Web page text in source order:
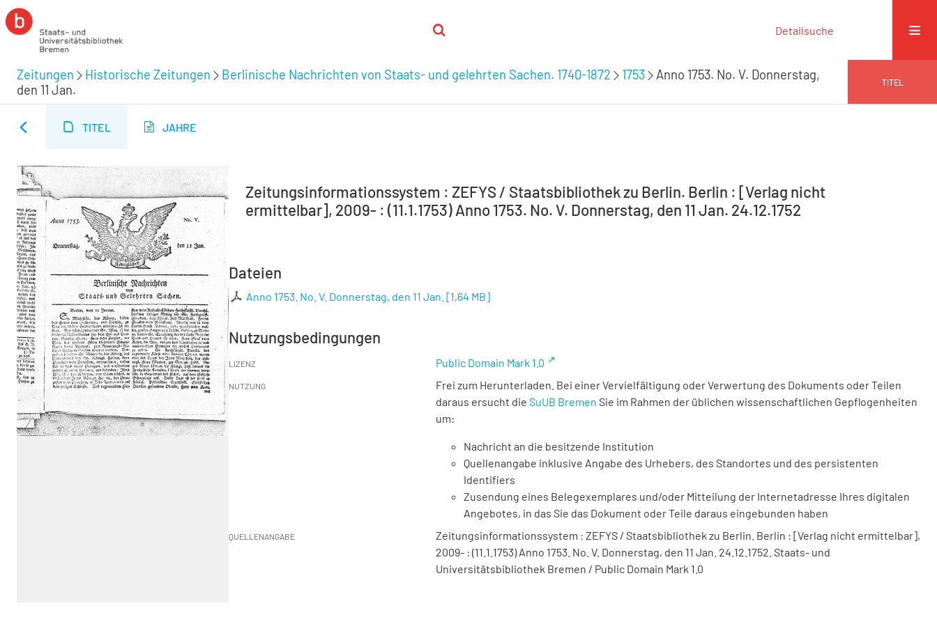
Detailsuche
Zeitungen Historische Zeitungen Berlinische Nachrichten von Staats- und gelehrten Sachen. 1740-1872 1753
Anno 1753. No. V. Donnerstag,
den 11 Jan.
TITEL
TITEL JAHRE
Zeitungsinformationssystem : ZEFYS / Staatsbibliothek zu Berlin. Berlin : [Verlag nicht
ermittelbar], 2009- : (11.1.1753) Anno 1753. No. V. Donnerstag, den 11 Jan. 24.12.1752
Dateien
Anno 1753. No. V. Donnerstag, den 11 Jan. [1,64 MB]
Nutzungsbedingungen
LIZENZ Public Domain Mark 1.0
NUTZUNG
Frei zum Herunterladen. Bei einer Vervielfältigung oder Verwertung des Dokuments oder Teilen
daraus ersucht die SuUB Bremen Sie im Rahmen der üblichen wissenschaftlichen Gepflogenheiten
um:
Nachricht an die besitzende Institution
Quellenangabe inklusive Angabe des Urhebers, des Standortes und des persistenten
Identifiers
Zusendung eines Belegexemplares und/oder Mitteilung der Internetadresse Ihres digitalen
Angebotes, in das Sie das Dokument oder Teile daraus eingebunden haben
QUELLENANGABE
Zeitungsinformationssystem : ZEFYS / Staatsbibliothek zu Berlin. Berlin : [Verlag nicht ermittelbar],
2009- : (11.1.1753) Anno 1753. No. V. Donnerstag, den 11 Jan. 24.12.1752. Staats- und
Universitätsbibliothek Bremen / Public Domain Mark 1.0